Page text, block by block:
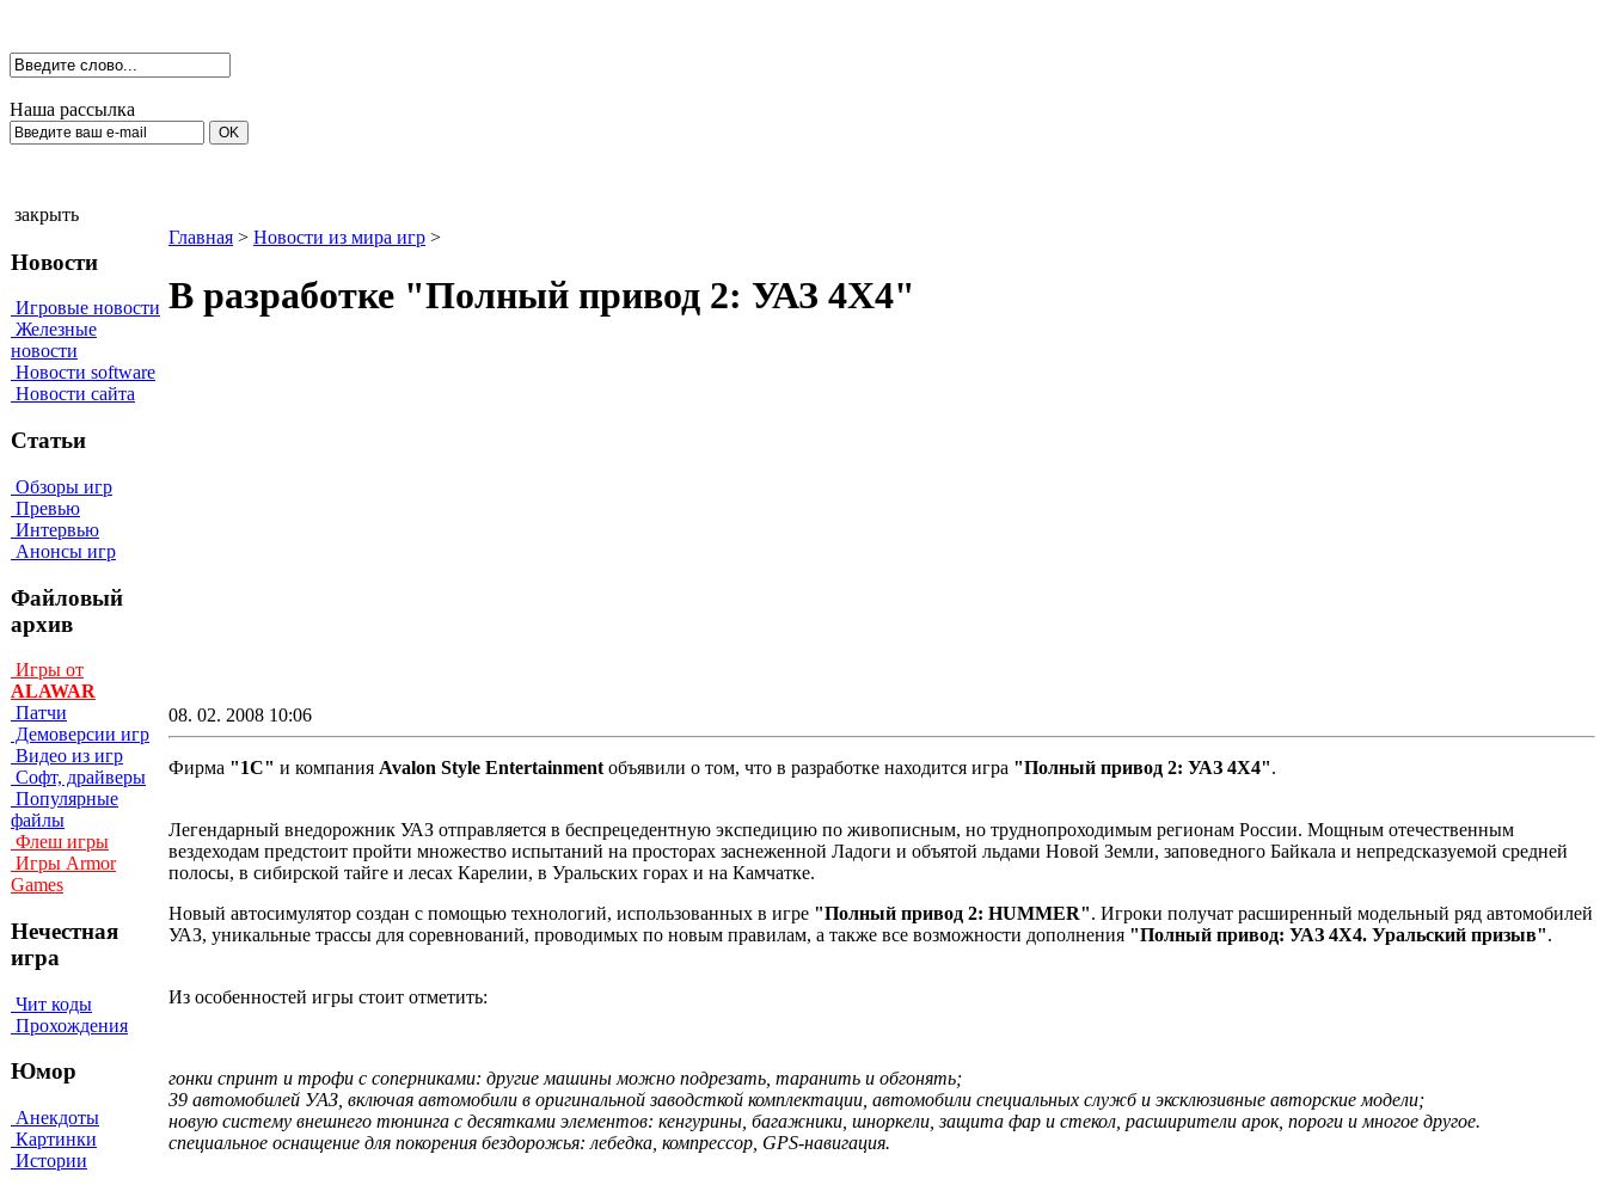
Наша рассылка
закрыть
Новости
Игровые новости
Железные
новости
Новости software
Новости сайта
Статьи
Обзоры игр
Превью
Интервью
Анонсы игр
Файловый
архив
Игры от
ALAWAR
Патчи
Демоверсии игр
Видео из игр
Софт, драйверы
Популярные
файлы
Флеш игры
Игры Armor
Games
Нечестная
игра
Чит коды
Прохождения
Юмор
Анекдоты
Картинки
Истории
Главная > Новости из мира игр >
В разработке "Полный привод 2: УАЗ 4Х4"
08. 02. 2008 10:06
Фирма "1С" и компания Avalon Style Entertainment объявили о том, что в разработке находится игра "Полный привод 2: УАЗ 4Х4".
Легендарный внедорожник УАЗ отправляется в беспрецедентную экспедицию по живописным, но труднопроходимым регионам России. Мощным отечественным
вездеходам предстоит пройти множество испытаний на просторах заснеженной Ладоги и объятой льдами Новой Земли, заповедного Байкала и непредсказуемой средней
полосы, в сибирской тайге и лесах Карелии, в Уральских горах и на Камчатке.
Новый автосимулятор создан с помощью технологий, использованных в игре "Полный привод 2: HUMMER". Игроки получат расширенный модельный ряд автомобилей
УАЗ, уникальные трассы для соревнований, проводимых по новым правилам, а также все возможности дополнения "Полный привод: УАЗ 4Х4. Уральский призыв".
Из особенностей игры стоит отметить:
гонки спринт и трофи с соперниками: другие машины можно подрезать, таранить и обгонять;
39 автомобилей УАЗ, включая автомобили в оригинальной заводсткой комплектации, автомобили специальных служб и эксклюзивные авторские модели;
новую систему внешнего тюнинга с десятками элементов: кенгурины, багажники, шноркели, защита фар и стекол, расширители арок, пороги и многое другое.
специальное оснащение для покорения бездорожья: лебедка, компрессор, GPS-навигация.